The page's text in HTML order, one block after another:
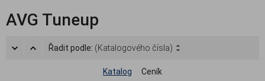
AVG Tuneup
Řadit podle: (Katalogového čísla)
Katalog Ceník